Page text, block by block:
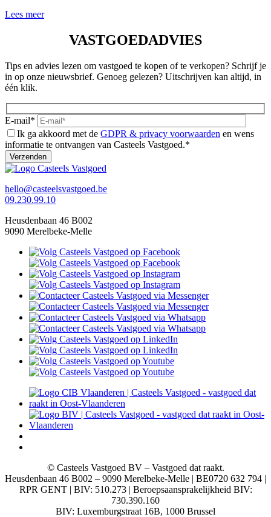
Lees meer
VASTGOEDADVIES
Tips en advies lezen om vastgoed te kopen of te verkopen? Schrijf je
in op onze nieuwsbrief. Genoeg gelezen? Uitschrijven kan altijd, in
één klik.
E-mail*
Ik ga akkoord met de GDPR & privacy voorwaarden en wens
informatie te ontvangen van Casteels Vastgoed.*
hello@casteelsvastgoed.be
09.230.99.10
Heusdenbaan 46 B002
9090 Merelbeke-Melle
© Casteels Vastgoed BV – Vastgoed dat raakt.
Heusdenbaan 46 B002 – 9090 Merelbeke-Melle | BE0720 632 794 |
RPR GENT | BIV: 510.273 | Beroepsaansprakelijkheid BIV:
730.390.160
BIV: Luxemburgstraat 16B, 1000 Brussel